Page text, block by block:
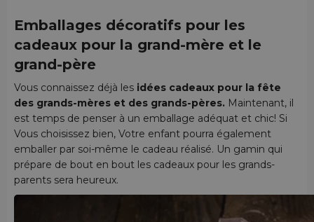
Emballages décoratifs pour les
cadeaux pour la grand-mère et le
grand-père
Vous connaissez déjà les idées cadeaux pour la fête
des grands-mères et des grands-pères. Maintenant, il
est temps de penser à un emballage adéquat et chic! Si
Vous choisissez bien, Votre enfant pourra également
emballer par soi-même le cadeau réalisé. Un gamin qui
prépare de bout en bout les cadeaux pour les grands-
parents sera heureux.